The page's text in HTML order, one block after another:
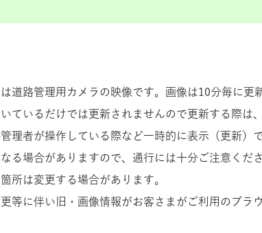
道路管理用カメラの映像です。画像は10分毎に更
ているだけでは更新されませんので更新する際は
理者が操作している際など一時的に表示（更新）
る場合がありますので、通行には十分ご注意くださ
所は変更する場合があります。
等に伴い旧・画像情報がお客さまがご利用のブラ